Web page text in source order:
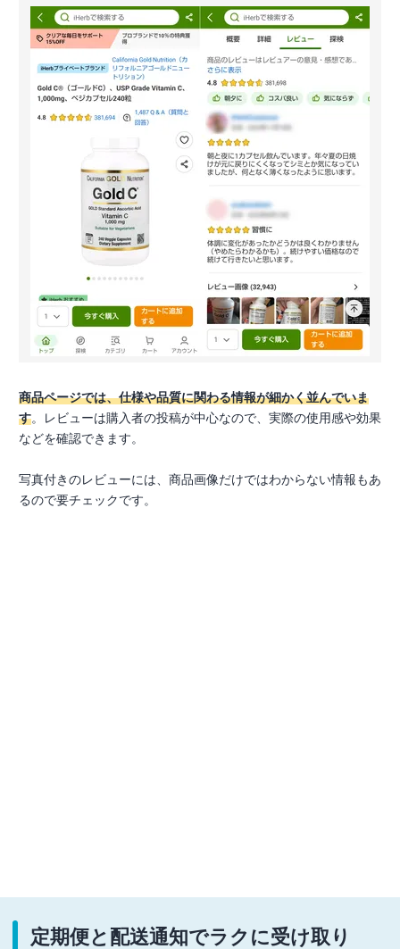
商品ページでは、仕様や品質に関わる情報が細かく並んでいま
す。レビューは購入者の投稿が中心なので、実際の使用感や効果
などを確認できます。
写真付きのレビューには、商品画像だけではわからない情報もあ
るので要チェックです。
定期便と配送通知でラクに受け取り